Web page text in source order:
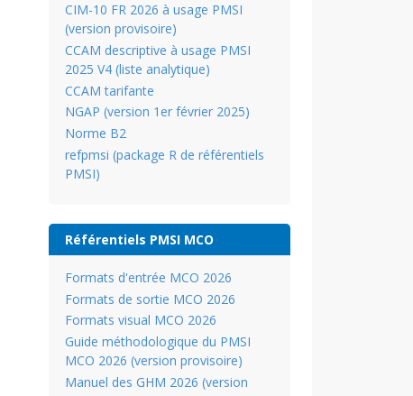
CIM-10 FR 2026 à usage PMSI
(version provisoire)
CCAM descriptive à usage PMSI
2025 V4 (liste analytique)
CCAM tarifante
NGAP (version 1er février 2025)
Norme B2
refpmsi (package R de référentiels
PMSI)
Référentiels PMSI MCO
Formats d'entrée MCO 2026
Formats de sortie MCO 2026
Formats visual MCO 2026
Guide méthodologique du PMSI
MCO 2026 (version provisoire)
Manuel des GHM 2026 (version